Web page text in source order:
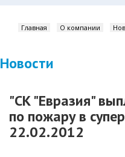
Главная О компании
Новости
"СК "Евразия"
по пожару в
22.02.2012